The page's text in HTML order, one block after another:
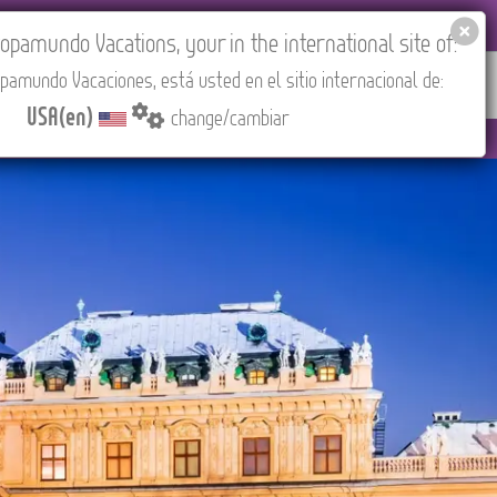
ABOUT US CONTACT Find your Tour
Vacations, your in the international site of:
Vacaciones, está usted en el sitio internacional de:
USA(en) change/cambiar